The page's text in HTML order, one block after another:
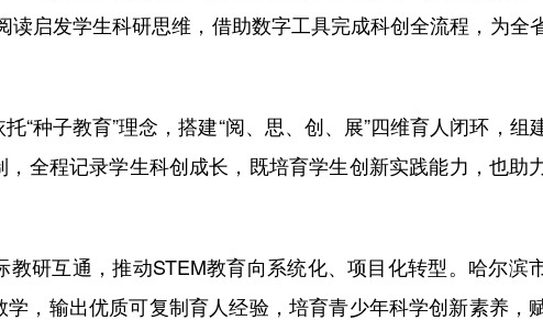
启发学生科研思维，借助数字工具完成科创全流程，为全
子教育”理念，搭建“阅、思、创、展”四维育人闭环，组
全程记录学生科创成长，既培育学生创新实践能力，也助
互通，推动STEM教育向系统化、项目化转型。哈尔滨
，输出优质可复制育人经验，培育青少年科学创新素养，